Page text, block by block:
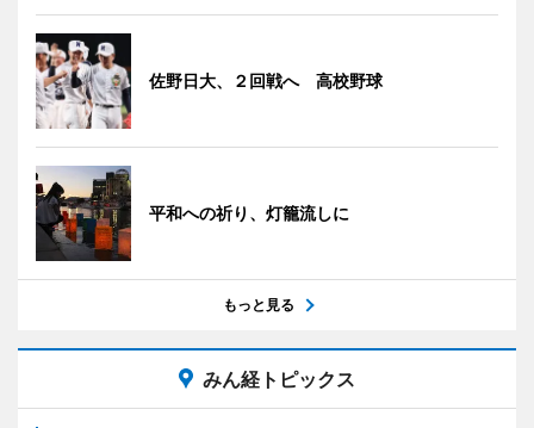
佐野日大、２回戦へ 高校野球
平和への祈り、灯籠流しに
もっと見る
みん経トピックス